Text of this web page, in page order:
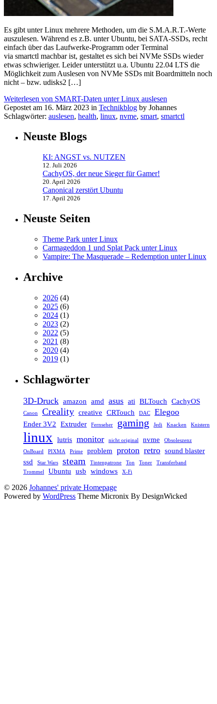
Es gibt unter Linux mehrere Methoden, um die S.M.A.R.T.-Werte
auszulesen. Während es z.B. unter Ubuntu, bei SATA-SSDs, recht
einfach über das Laufwerke-Programm oder Terminal
via smartctl machbar ist, gestaltet es sich bei NVMe SSDs wieder
etwas schwieriger. Leider unterstützt u.a. Ubuntu 22.04 LTS die
Möglichkeit zum Auslesen von NVMe SSDs mit Boardmitteln noch
nicht – bzw. udisks2 […]
Weiterlesen von SMART-Daten unter Linux auslesen
Gepostet am 16. März 2023 in Technikblog by Johannes
Schlagwörter: auslesen, health, linux, nvme, smart, smartctl
Neuste Blogs
KI: ANGST vs. NUTZEN
12. Juli 2026
CachyOS, der neue Sieger für Gamer!
20. April 2026
Canonical zerstört Ubuntu
17. April 2026
Neuste Seiten
Theme Park unter Linux
Carmageddon 1 und Splat Pack unter Linux
Vampire: The Masquerade – Redemption unter Linux
Archive
2026 (4)
2025 (6)
2024 (1)
2023 (2)
2022 (5)
2021 (8)
2020 (4)
2019 (1)
Schlagwörter
3D-Druck amazon amd asus ati BLTouch CachyOS
Canon Creality creative CRTouch DAC Elegoo
Ender 3V2 Extruder Fernseher gaming Jedi Knacken Knistern
linux lutris monitor nicht original nvme Obsoleszenz
OnBoard PIXMA Prime problem proton retro sound blaster
ssd
Star Wars steam Tintenpatrone Ton Toner
Transferband
Trommel
Ubuntu usb windows X-Fi
© 2026 Johannes' private Homepage
Powered by WordPress Theme Micronix By DesignWicked